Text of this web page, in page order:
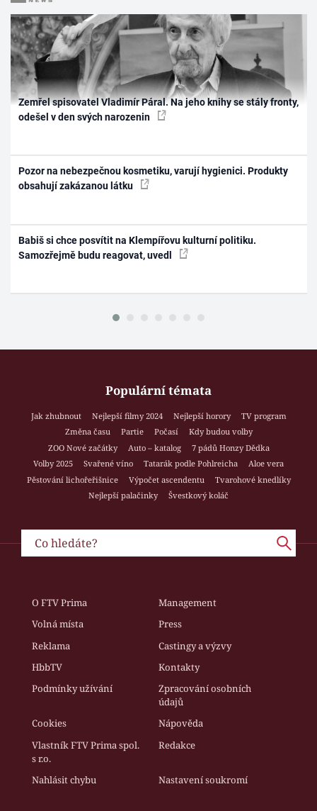
Zemřel spisovatel Vladimír Páral. Na jeho knihy se stály fronty,
odešel v den svých narozenin
Pozor na nebezpečnou kosmetiku, varují hygienici. Produkty
obsahují zakázanou látku
Babiš si chce posvítit na Klempířovu kulturní politiku.
Samozřejmě budu reagovat, uvedl
Populární témata
Jak zhubnout Nejlepší filmy 2024 Nejlepší horory
TV program
Změna času
Partie Počasí
Kdy budou volby
ZOO Nové začátky
Auto – katalog
7 pádů Honzy Dědka
Volby 2025
Svařené víno Tatarák podle Pohlreicha
Aloe vera
Pěstování lichořeřišnice
Výpočet ascendentu
Tvarohové knedlíky
Nejlepší palačinky
Švestkový koláč
O FTV Prima
Management
Volná místa
Press
Reklama
Castingy a výzvy
HbbTV
Kontakty
Podmínky užívání
Zpracování osobních
údajů
Cookies
Nápověda
Vlastník FTV Prima spol.
s r.o.
Redakce
Nahlásit chybu Nastavení soukromí